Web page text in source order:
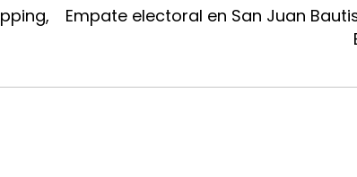
Empate electoral en San Juan